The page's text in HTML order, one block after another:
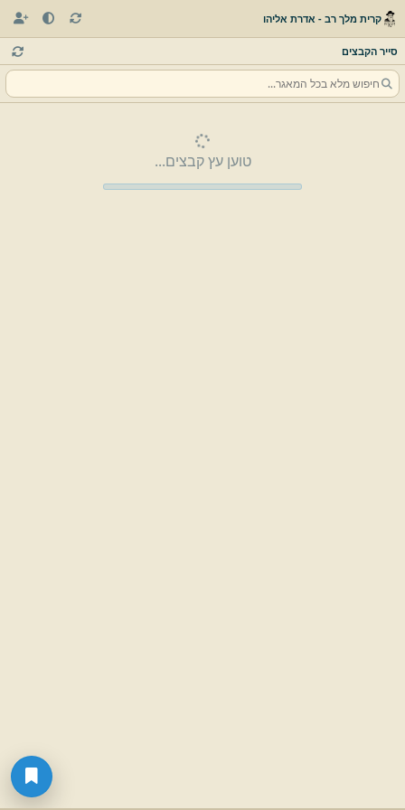
קרית מלך רב - אדרת אליהו
סייר הקבצים
טוען עץ קבצים...